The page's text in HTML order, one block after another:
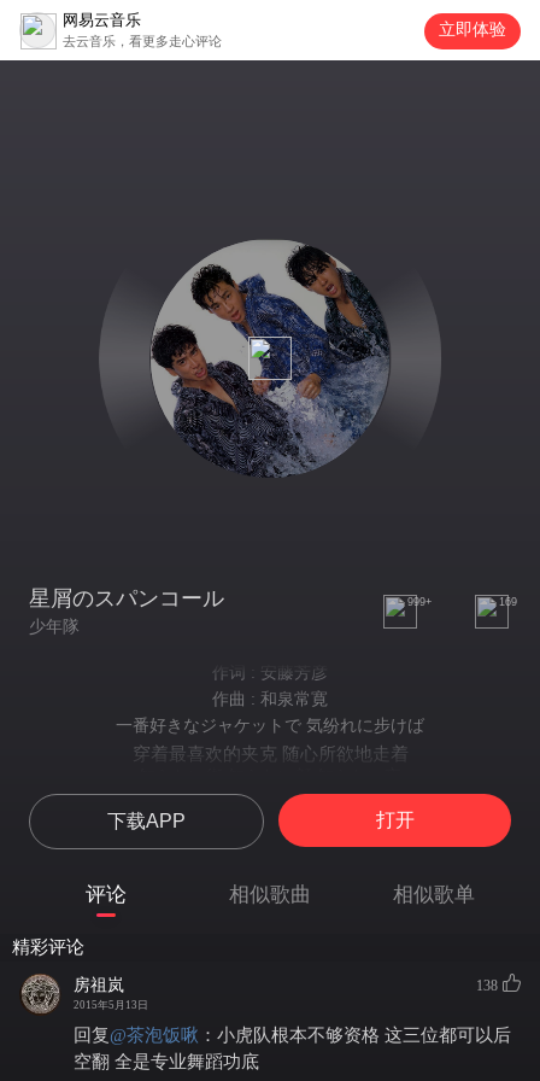
网易云音乐
去云音乐，看更多走心评论
立即体验
星屑のスパンコール
少年隊
999+ 169
作词 : 安藤芳彦
作曲 : 和泉常寛
一番好きなジャケットで 気纷れに步けば
穿着最喜欢的夹克 随心所欲地走着
不知何处的街道 未曾见过的面孔 不知何时的夜晚
街角で 肩が触れて 始まる物語
从在转角被触碰肩膀而开始的物语
摘下墨镜时 被吓到的你
だから
所以
下载APP 打开
评论 相似歌曲 相似歌单
精彩评论
房祖岚
2015年5月13日
138
回复@茶泡饭啾 ： 小虎队根本不够资格 这三位都可以后
空翻 全是专业舞蹈功底